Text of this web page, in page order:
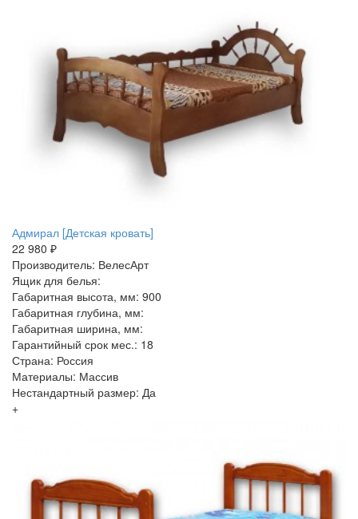
Адмирал [Детская кровать]
22 980 ₽
Производитель: ВелесАрт
Ящик для белья:
Габаритная высота, мм: 900
Габаритная глубина, мм:
Габаритная ширина, мм:
Гарантийный срок мес.: 18
Страна: Россия
Материалы: Массив
Нестандартный размер: Да
+